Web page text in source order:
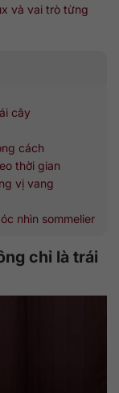
và vai trò từng
cây
cách
thời gian
vị vang
nhìn sommelier
chỉ là trái